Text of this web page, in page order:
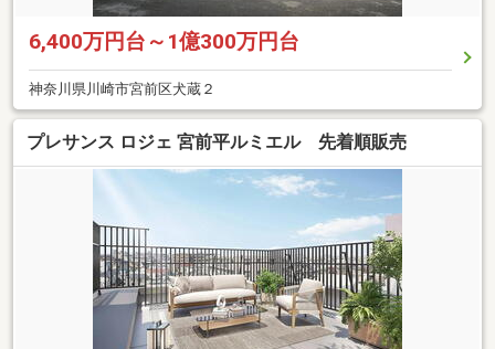
6,400万円台～1億300万円台
神奈川県川崎市宮前区犬蔵２
プレサンス ロジェ 宮前平ルミエル 先着順販売